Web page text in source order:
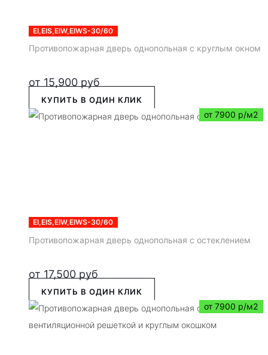
EI,EIS,EIW,EIWS-30/60
Противопожарная дверь однопольная с круглым окном
от 15,900 руб
КУПИТЬ В ОДИН КЛИК
от 7900 р/м2
EI,EIS,EIW,EIWS-30/60
Противопожарная дверь однопольная с остеклением
от 17,500 руб
КУПИТЬ В ОДИН КЛИК
от 7900 р/м2